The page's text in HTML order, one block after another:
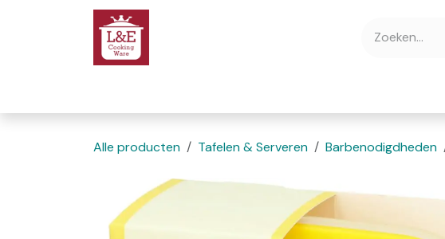
Overslaan naar inhoud
Alle producten Tafelen & Serveren Barbenodigdheden